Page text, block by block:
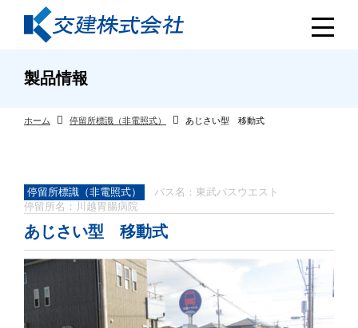
製品情報
ホーム 停留所標識（非電照式） あじさい型 移動式
停留所標識（非電照式）
バス名：東武バスウエスト
停留所名：川越胃腸病院
あじさい型 移動式